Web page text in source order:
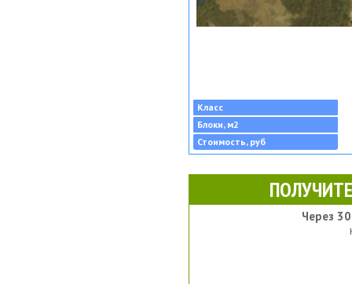
Класс
Блоки, м2
Стоимость, руб
Через